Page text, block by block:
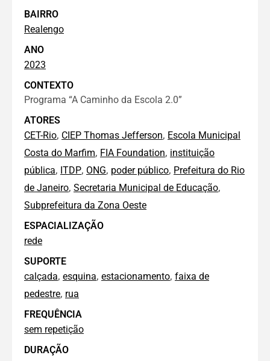
BAIRRO
Realengo
ANO
2023
CONTEXTO
Programa “A Caminho da Escola 2.0”
ATORES
CET-Rio, CIEP Thomas Jefferson, Escola Municipal
Costa do Marfim, FIA Foundation, instituição
pública, ITDP, ONG, poder público, Prefeitura do Rio
de Janeiro, Secretaria Municipal de Educação,
Subprefeitura da Zona Oeste
ESPACIALIZAÇÃO
rede
SUPORTE
calçada, esquina, estacionamento, faixa de
pedestre, rua
FREQUÊNCIA
sem repetição
DURAÇÃO